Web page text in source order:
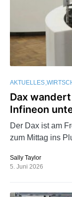
AKTUELLES
Dax
Infineon
Der Dax ist am
zum Mittag ins
Sally Taylor
5. Juni 2026